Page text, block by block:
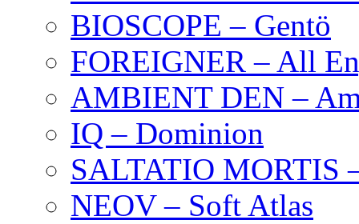
BIOSCOPE – Gentö
FOREIGNER – All
AMBIENT DEN –
IQ – Dominion
SALTATIO MORTIS
NEOV – Soft Atlas